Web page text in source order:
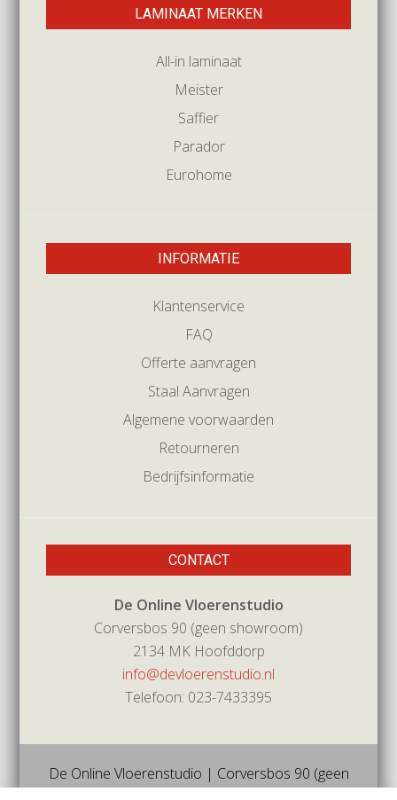
LAMINAAT MERKEN
All-in laminaat
Meister
Saffier
Parador
Eurohome
INFORMATIE
Klantenservice
FAQ
Offerte aanvragen
Staal Aanvragen
Algemene voorwaarden
Retourneren
Bedrijfsinformatie
CONTACT
De Online Vloerenstudio
Corversbos 90 (geen showroom)
2134 MK Hoofddorp
info@devloerenstudio.nl
Telefoon: 023-7433395
De Online Vloerenstudio | Corversbos 90 (geen